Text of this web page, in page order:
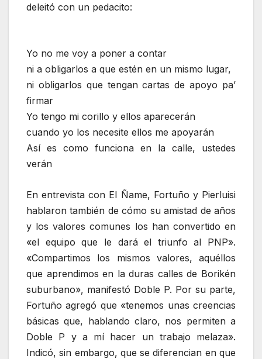
deleitó con un pedacito:
Yo no me voy a poner a contar
ni a obligarlos a que estén en un mismo lugar,
ni obligarlos que tengan cartas de apoyo pa’
firmar
Yo tengo mi corillo y ellos aparecerán
cuando yo los necesite ellos me apoyarán
Así es como funciona en la calle, ustedes
verán
En entrevista con El Ñame, Fortuño y Pierluisi
hablaron también de cómo su amistad de años
y los valores comunes los han convertido en
«el equipo que le dará el triunfo al PNP».
«Compartimos los mismos valores, aquéllos
que aprendimos en la duras calles de Borikén
suburbano», manifestó Doble P. Por su parte,
Fortuño agregó que «tenemos unas creencias
básicas que, hablando claro, nos permiten a
Doble P y a mí hacer un trabajo melaza».
Indicó, sin embargo, que se diferencian en que